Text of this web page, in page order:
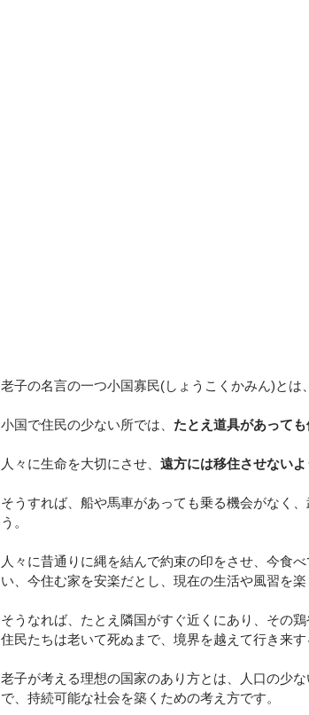
老子の名言の一つ小国寡民(しょうこくかみん)とは、
小国で住民の少ない所では、 たとえ道具があって
人々に生命を大切にさせ、 遠方には移住させない
そうすれば、船や馬車があっても乗る機会がなく
う。
人々に昔通りに縄を結んで約束の印をさせ、今食
い、今住む家を安楽だとし、現在の生活や風習を
そうなれば、たとえ隣国がすぐ近くにあり、その
住民たちは老いて死ぬまで、境界を越えて行き来
老子が考える理想の国家のあり方とは、人口の少
で、持続可能な社会を築くための考え方です。